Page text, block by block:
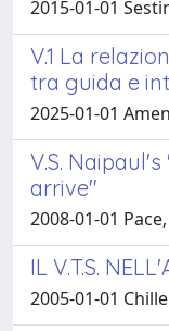
2015-01-01
V.1 La
tra guida e
2025-01-01
V.S.
arrive"
2008-01-01
IL V.T.S.
2005-01-01